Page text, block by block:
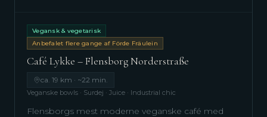
Vegansk & vegetarisk
Anbefalet flere gange af Förde Fräulein
Café Lykke – Flensborg Norderstraße
ca. 19 km · ~22 min.
Veganske bowls · Surdej · Juice · Industrial chic
Flensborgs mest moderne veganske café med